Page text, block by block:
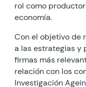
rol como
economía.
Con el objetivo de
a las estrategias y
firmas más
relación con los
Investigación